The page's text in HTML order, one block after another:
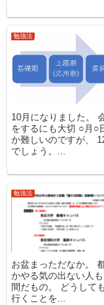
勉強法
10月になりました。
をするにも大切 ○月○
か難しいのですが、
でしょう。...
勉強法
お盆まっただなか。
かやる気の出ない人
間だもの。 どうして
行くことを...